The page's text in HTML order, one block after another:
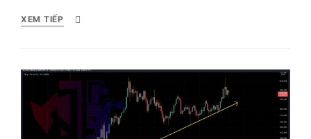
XEM TIẾP